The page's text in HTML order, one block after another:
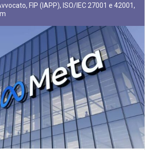
FIP (IAPP), ISO/IEC 27001 e 42001,